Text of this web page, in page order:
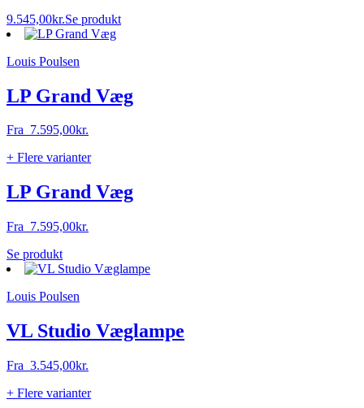
9.545,00kr.Se produkt
Louis Poulsen
LP Grand Væg
Fra 7.595,00kr.
+ Flere varianter
LP Grand Væg
Fra 7.595,00kr.
Se produktDette
vare
flere
Mulighederne
kan
på
Louis Poulsen
VL Studio Væglampe
Fra 3.545,00kr.
+ Flere varianter